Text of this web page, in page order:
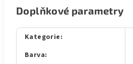
Doplňkové parametry
Kategorie:
Barva: